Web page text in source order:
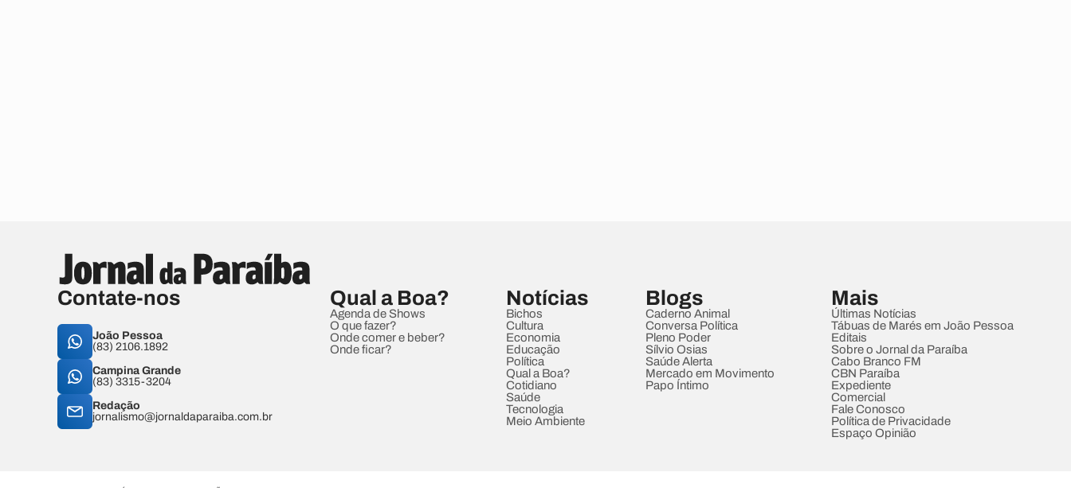
Contate-nos
João Pessoa
(83) 2106.1892
Campina Grande
(83) 3315-3204
Redação
jornalismo@jornaldaparaiba.com.br
Qual a Boa?
Agenda de Shows
O que fazer?
Onde comer e beber?
Onde ficar?
Notícias
Bichos
Cultura
Economia
Educação
Política
Qual a Boa?
Cotidiano
Saúde
Tecnologia
Meio Ambiente
Blogs
Caderno Animal
Conversa Política
Pleno Poder
Sílvio Osias
Saúde Alerta
Mercado em Movimento
Papo Íntimo
Mais
Últimas Notícias
Tábuas de Marés em João Pessoa
Editais
Sobre o Jornal da Paraíba
Cabo Branco FM
CBN Paraíba
Expediente
Comercial
Fale Conosco
Política de Privacidade
Espaço Opinião